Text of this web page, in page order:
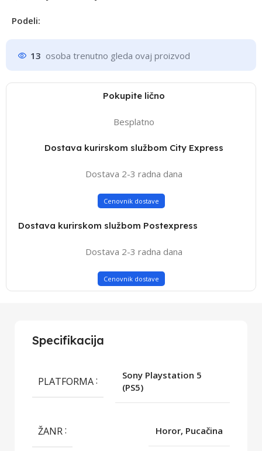
Podeli:
13 osoba trenutno gleda ovaj proizvod
Pokupite lično
Besplatno
Dostava kurirskom službom City Express
Dostava 2-3 radna dana
Cenovnik dostave
Dostava kurirskom službom Postexpress
Dostava 2-3 radna dana
Cenovnik dostave
Specifikacija
PLATFORMA
Sony Playstation 5
(PS5)
ŽANR Horor, Pucačina